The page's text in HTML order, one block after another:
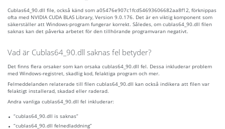
Cublas64_90.dll file, också känd som a05476e907c1fcd54693606682aa8f12, förknippas
ofta med NVIDIA CUDA BLAS Library, Version 9.0.176. Det är en viktig komponent som
säkerställer att Windows-program fungerar korrekt. Således, om cublas64_90.dll filen
saknas kan det påverka arbetet för den tillhörande programvaran negativt.
Vad är Cublas64_90.dll saknas fel betyder?
Det finns flera orsaker som kan orsaka cublas64_90.dll fel. Dessa inkluderar problem
med Windows-registret, skadlig kod, felaktiga program och mer.
Felmeddelanden relaterade till filen cublas64_90.dll kan också indikera att filen var
felaktigt installerad, skadad eller raderad.
Andra vanliga cublas64_90.dll fel inkluderar:
“cublas64_90.dll is saknas”
“cublas64_90.dll felnedladdning”